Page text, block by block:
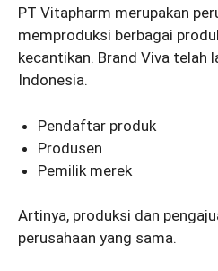
PT Vitapharm merupakan
memproduksi berbagai
kecantikan. Brand Viva telah
Indonesia.
Pendaftar produk
Produsen
Pemilik merek
Artinya, produksi dan
perusahaan yang sama.